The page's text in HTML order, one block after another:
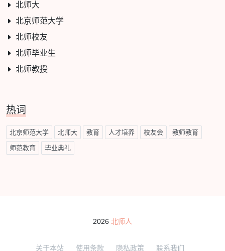
北师大
北京师范大学
北师校友
北师毕业生
北师教授
热词
北京师范大学 北师大 教育 人才培养 校友会 教师教育
师范教育 毕业典礼
2026 北师人
关于本站 使用条款 隐私政策 联系我们